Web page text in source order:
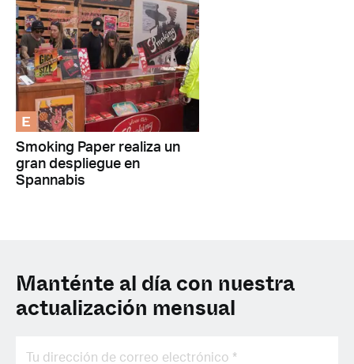
E
Smoking Paper realiza un
gran despliegue en
Spannabis
Manténte al día con nuestra
actualización mensual